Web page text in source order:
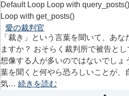
Default Loop Loop with
Loop with get_posts()
愛の裁判官
「裁き」という言葉を聞いて、あ
ますか？ おそらく裁判所で被告と
想像する人が多いのではないでしょ
葉を聞くと何やら恐ろしいことが、
気… 続きを読む